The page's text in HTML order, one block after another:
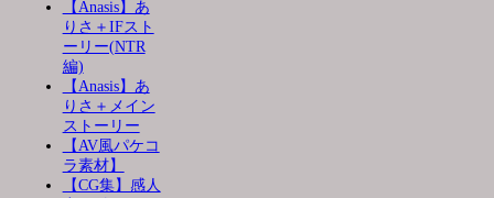
【Anasis】あ
りさ＋IFスト
ーリー(NTR
編)
【Anasis】あ
りさ＋メイン
ストーリー
【AV風パケコ
ラ素材】
【CG集】感人